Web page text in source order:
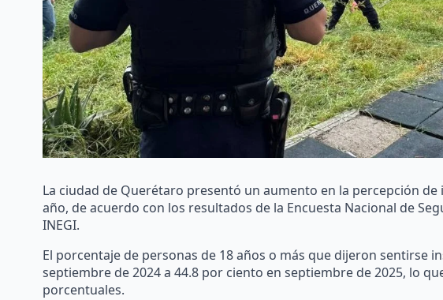
La ciudad de Querétaro presentó un aumento en la percepción
año, de acuerdo con los resultados de la Encuesta Nacional de
INEGI.
El porcentaje de personas de 18 años o más que dijeron sentirse
septiembre de 2024 a 44.8 por ciento en septiembre de 2025, lo
porcentuales.